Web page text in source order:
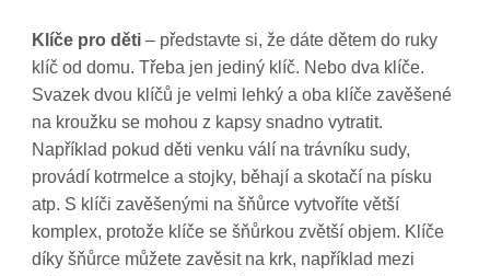
Klíče pro děti– představte si, že dáte dětem do ruky
klíč od domu. Třeba jen jediný klíč. Nebo dva klíče.
Svazek dvou klíčů je velmi lehký a oba klíče zavěšené
na kroužku se mohou z kapsy snadno vytratit.
Například pokud děti venku válí na trávníku sudy,
provádí kotrmelce a stojky, běhají a skotačí na písku
atp. S klíči zavěšenými na šňůrce vytvoříte větší
komplex, protože klíče se šňůrkou zvětší objem. Klíče
díky šňůrce můžete zavěsit na krk, například mezi